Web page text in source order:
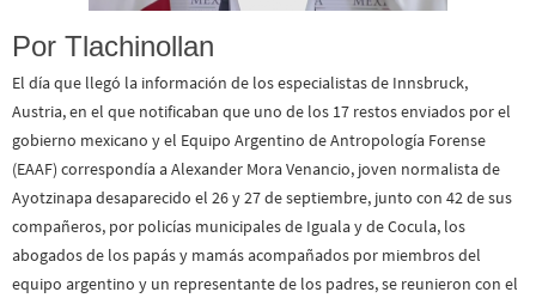
Por Tlachinollan
El día que llegó la información de los especialistas de Innsbruck,
Austria, en el que notificaban que uno de los 17 restos enviados por el
gobierno mexicano y el Equipo Argentino de Antropología Forense
(EAAF) correspondía a Alexander Mora Venancio, joven normalista de
Ayotzinapa desaparecido el 26 y 27 de septiembre, junto con 42 de sus
compañeros, por policías municipales de Iguala y de Cocula, los
abogados de los papás y mamás acompañados por miembros del
equipo argentino y un representante de los padres, se reunieron con el